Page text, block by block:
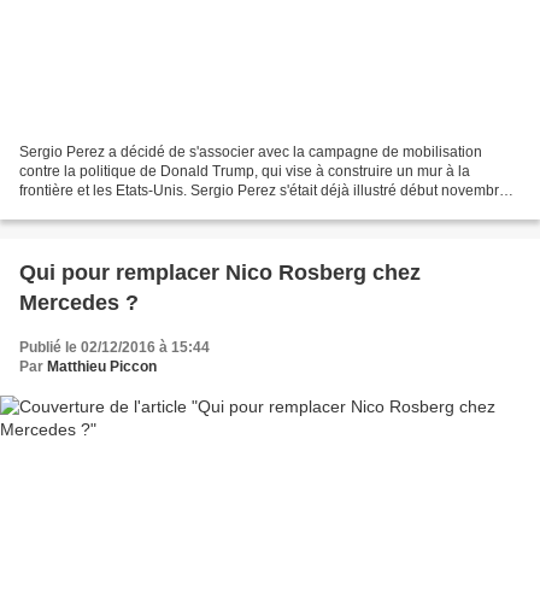
Sergio Perez a décidé de s'associer avec la campagne de mobilisation
contre la politique de Donald Trump, qui vise à construire un mur à la
frontière et les Etats-Unis. Sergio Perez s'était déjà illustré début novembre
Qui pour remplacer Nico Rosberg chez
Mercedes ?
Publié le 02/12/2016 à 15:44
Par Matthieu Piccon